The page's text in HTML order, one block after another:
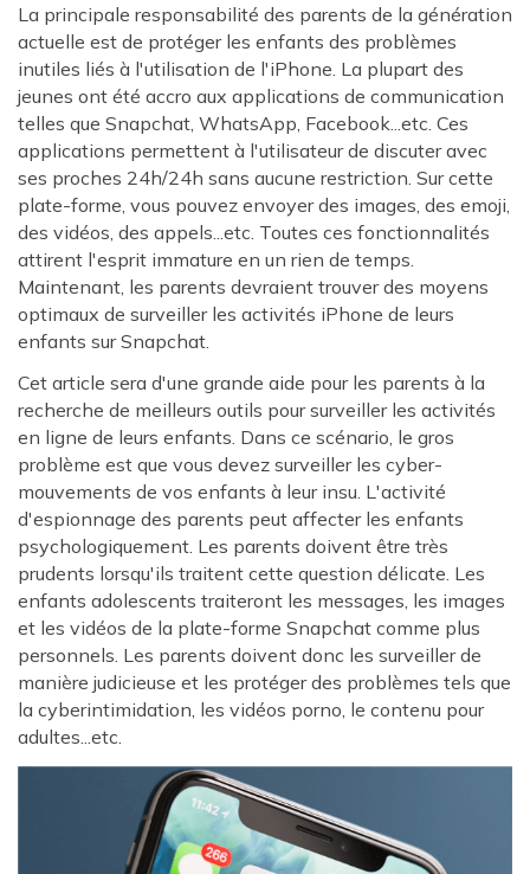
La principale responsabilité des parents de la génération
actuelle est de protéger les enfants des problèmes
inutiles liés à l'utilisation de l'iPhone. La plupart des
jeunes ont été accro aux applications de communication
telles que Snapchat, WhatsApp, Facebook...etc. Ces
applications permettent à l'utilisateur de discuter avec
ses proches 24h/24h sans aucune restriction. Sur cette
plate-forme, vous pouvez envoyer des images, des emoji,
des vidéos, des appels...etc. Toutes ces fonctionnalités
attirent l'esprit immature en un rien de temps.
Maintenant, les parents devraient trouver des moyens
optimaux de surveiller les activités iPhone de leurs
enfants sur Snapchat.
Cet article sera d'une grande aide pour les parents à la
recherche de meilleurs outils pour surveiller les activités
en ligne de leurs enfants. Dans ce scénario, le gros
problème est que vous devez surveiller les cyber-
mouvements de vos enfants à leur insu. L'activité
d'espionnage des parents peut affecter les enfants
psychologiquement. Les parents doivent être très
prudents lorsqu'ils traitent cette question délicate. Les
enfants adolescents traiteront les messages, les images
et les vidéos de la plate-forme Snapchat comme plus
personnels. Les parents doivent donc les surveiller de
manière judicieuse et les protéger des problèmes tels que
la cyberintimidation, les vidéos porno, le contenu pour
adultes...etc.